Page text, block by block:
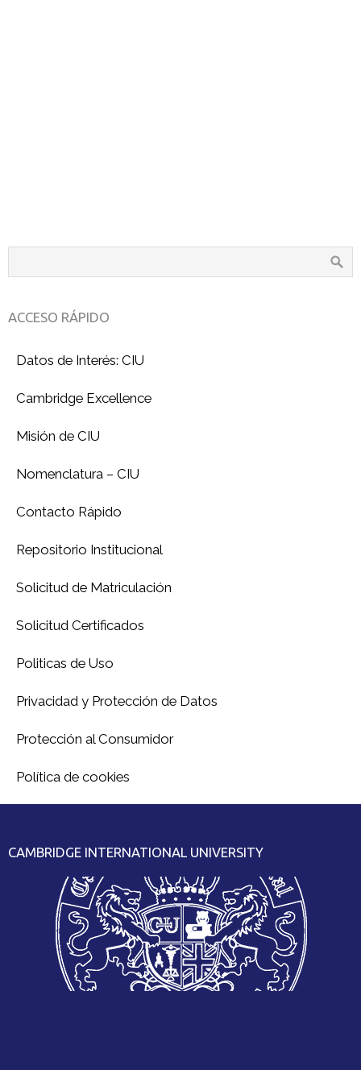
ACCESO RÁPIDO
Datos de Interés: CIU
Cambridge Excellence
Misión de CIU
Nomenclatura – CIU
Contacto Rápido
Repositorio Institucional
Solicitud de Matriculación
Solicitud Certificados
Politicas de Uso
Privacidad y Protección de Datos
Protección al Consumidor
Política de cookies
CAMBRIDGE INTERNATIONAL UNIVERSITY